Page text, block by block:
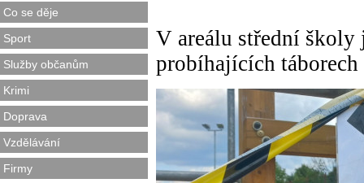
Co se děje
Sport
Služby občanům
Krimi
Doprava
Vzdělávání
Firmy
V areálu střední
probíhajících